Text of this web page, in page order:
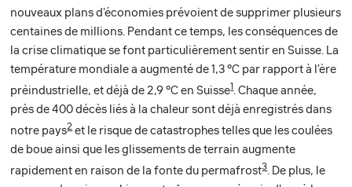
nouveaux plans d'économies prévoient de supprimer plusieurs
centaines de millions. Pendant ce temps, les conséquences de
la crise climatique se font particulièrement sentir en Suisse. La
température mondiale a augmenté de 1,3 °C par rapport à l'ère
préindustrielle, et déjà de 2,9 °C en Suisse1. Chaque année,
près de 400 décès liés à la chaleur sont déjà enregistrés dans
notre pays2et le risque de catastrophes telles que les coulées
de boue ainsi que les glissements de terrain augmente
rapidement en raison de la fonte du permafrost3. De plus, le